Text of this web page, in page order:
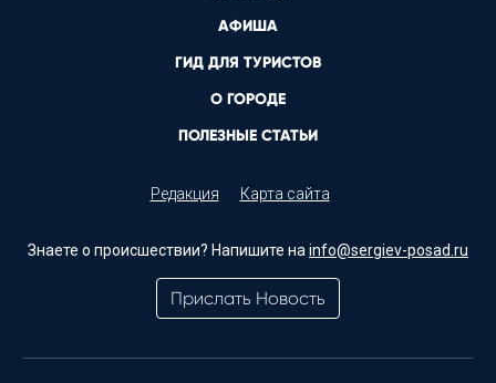
АФИША
ГИД ДЛЯ ТУРИСТОВ
О ГОРОДЕ
ПОЛЕЗНЫЕ СТАТЬИ
Редакция Карта сайта
Знаете о происшествии? Напишите на info@sergiev-posad.ru
Прислать Новость